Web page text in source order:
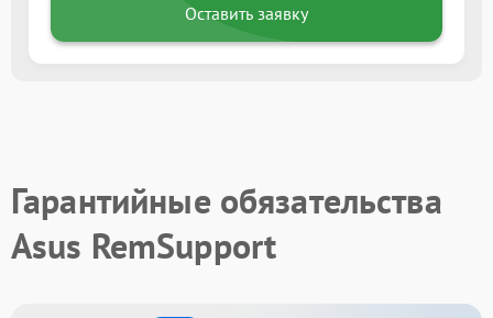
Оставить заявку
Гарантийные обязательства
Asus RemSupport